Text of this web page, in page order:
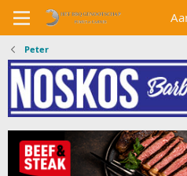
Peter